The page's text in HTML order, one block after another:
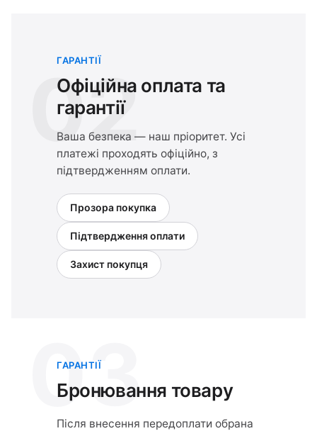
02
ГАРАНТІЇ
Офіційна оплата та
гарантії
Ваша безпека — наш пріоритет. Усі
платежі проходять офіційно, з
підтвердженням оплати.
Прозора покупка
Підтвердження оплати
Захист покупця
03
ГАРАНТІЇ
Бронювання товару
Після внесення передоплати обрана